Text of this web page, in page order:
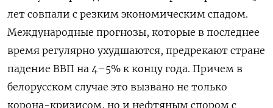
лет совпали с резким экономическим спадом.
Международные прогнозы, которые в последнее
время регулярно ухудшаются, предрекают стране
падение ВВП на 4–5% к концу года. Причем в
белорусском случае это вызвано не только
корона-кризисом, но и нефтяным спором с